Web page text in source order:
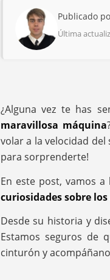
Publicado
Última
¿Alguna vez te has
maravillosa máquina
volar a la velocidad
para sorprenderte!
En este post, vamos
curiosidades sobre
Desde su historia y
Estamos seguros de
cinturón y